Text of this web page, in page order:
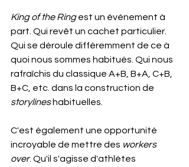
King of the Ring est un événement à
part. Qui revêt un cachet particulier.
Qui se déroule différemment de ce à
quoi nous sommes habitués. Qui nous
rafraîchis du classique A+B, B+A, C+B,
B+C, etc. dans la construction de
storylines habituelles.
C'est également une opportunité
incroyable de mettre des workers
over. Qu'il s'agisse d'athlètes